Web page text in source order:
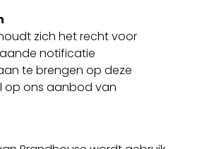
zich het recht voor
notificatie
te brengen op deze
op ons aanbod van